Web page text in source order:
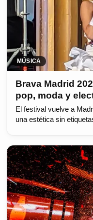
MÚSICA
Brava Madrid
pop, moda y
El festival vuelve a
una estética sin